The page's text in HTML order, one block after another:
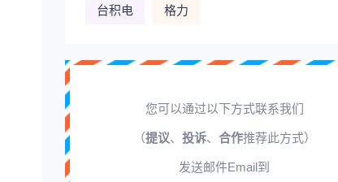
台积电 格力
您可以通过以下方式联系我们
（提议、 投诉、 合作推荐此方式）
发送邮件Email到